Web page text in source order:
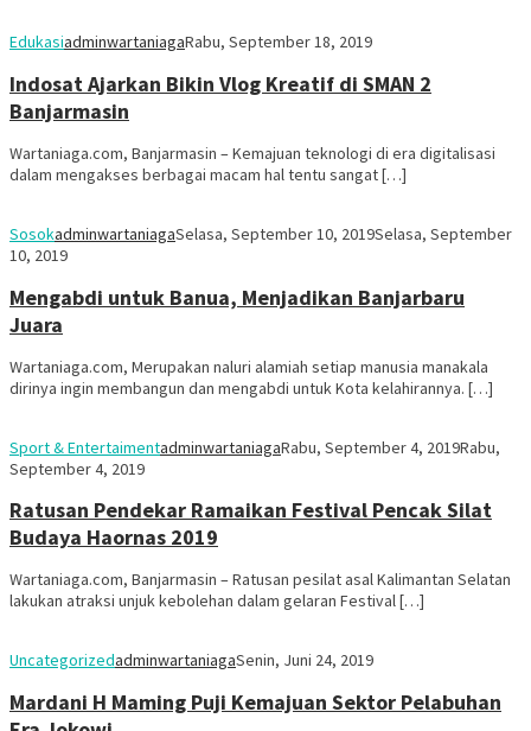
EdukasiadminwartaniagaRabu, September 18, 2019
Indosat Ajarkan Bikin Vlog Kreatif di SMAN 2
Banjarmasin
Wartaniaga.com, Banjarmasin – Kemajuan teknologi di era digitalisasi
dalam mengakses berbagai macam hal tentu sangat […]
SosokadminwartaniagaSelasa, September 10, 2019Selasa, September
10, 2019
Mengabdi untuk Banua, Menjadikan Banjarbaru
Juara
Wartaniaga.com, Merupakan naluri alamiah setiap manusia manakala
dirinya ingin membangun dan mengabdi untuk Kota kelahirannya. […]
Sport & EntertaimentadminwartaniagaRabu, September 4, 2019Rabu,
September 4, 2019
Ratusan Pendekar Ramaikan Festival Pencak Silat
Budaya Haornas 2019
Wartaniaga.com, Banjarmasin – Ratusan pesilat asal Kalimantan Selatan
lakukan atraksi unjuk kebolehan dalam gelaran Festival […]
UncategorizedadminwartaniagaSenin, Juni 24, 2019
Mardani H Maming Puji Kemajuan Sektor Pelabuhan